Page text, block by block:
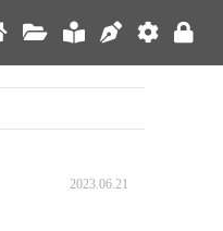
2023.06.21